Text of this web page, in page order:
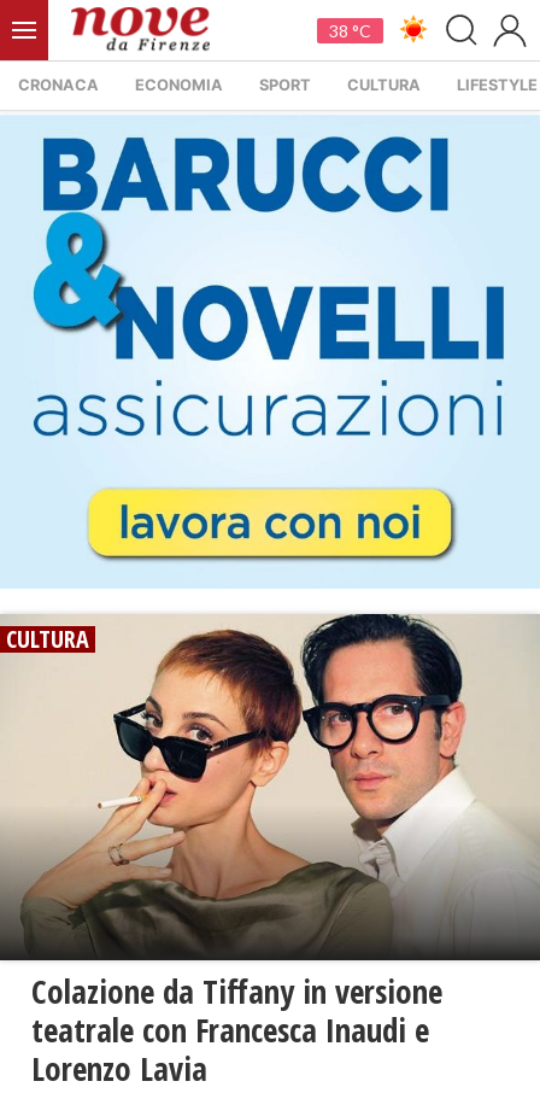
38 °C
CRONACA ECONOMIA SPORT CULTURA LIFESTYLE
CULTURA
Colazione da Tiffany in versione
teatrale con Francesca Inaudi e
Lorenzo Lavia